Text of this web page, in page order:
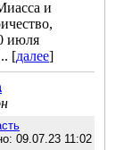
и
июля
[далее]
09.07.23 11:02